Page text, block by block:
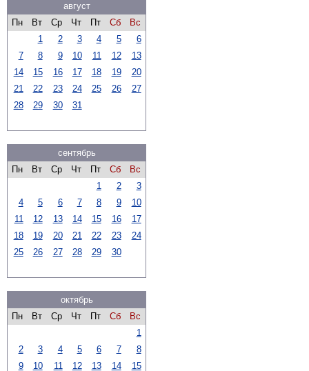
август
Пн
Вт Ср Чт Пт Сб
Вс
1
2 3 4 5
6
7
8 9 10 11 12
13
14
15 16 17 18 19
20
21
22 23 24 25 26
27
28
29 30 31
сентябрь
Пн
Вт Ср Чт Пт Сб
Вс
1
2
3
4
5 6 7 8 9
10
11
12 13 14 15 16
17
18
19 20 21 22 23
24
25
26 27 28 29 30
октябрь
Пн
Вт Ср Чт Пт Сб
Вс
1
2
3 4 5 6 7
8
9
10 11 12 13 14
15